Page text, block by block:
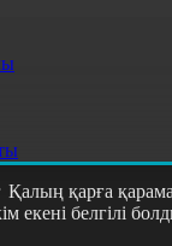
Қалың қарға
екені белгілі